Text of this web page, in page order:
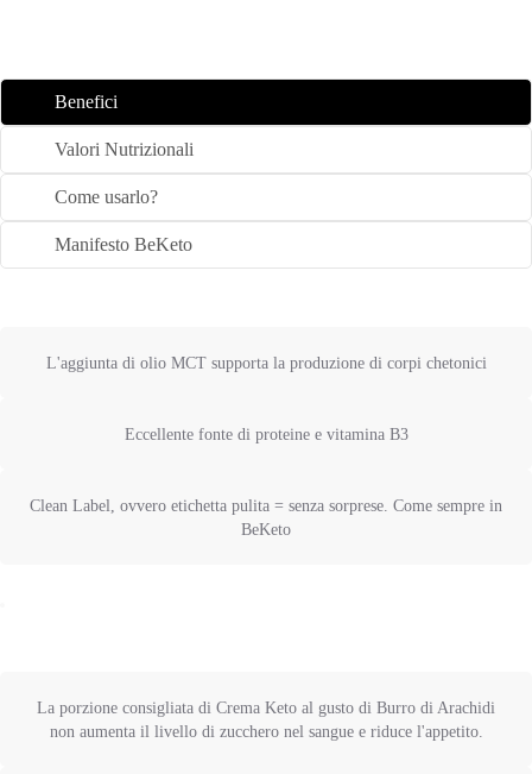
Benefici
Valori Nutrizionali
Come usarlo?
Manifesto BeKeto
L'aggiunta di olio MCT supporta la produzione di corpi chetonici
Eccellente fonte di proteine e vitamina B3
Clean Label, ovvero etichetta pulita = senza sorprese. Come sempre in
BeKeto
La porzione consigliata di Crema Keto al gusto di Burro di Arachidi
non aumenta il livello di zucchero nel sangue e riduce l'appetito.